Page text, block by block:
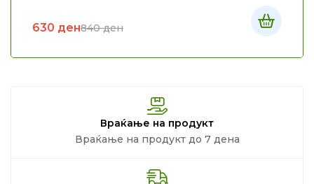
840ден
630 ден
Враќање на продукт
Враќање на продукт до 7 дена